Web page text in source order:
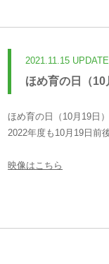
2021.11.15 UPDATE
ほめ育の日（
ほめ育の日（10月19日
2022年度も10月19日前
映像はこちら